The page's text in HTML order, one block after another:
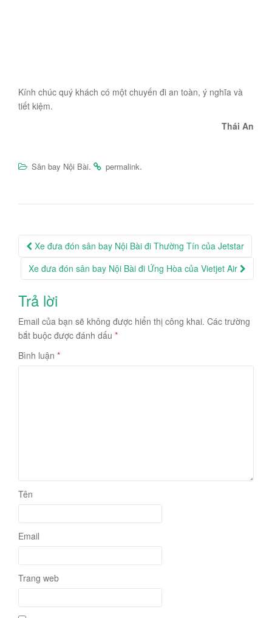
Kính chúc quý khách có một chuyến đi an toàn, ý nghĩa và
tiết kiệm.
Thái An
Sân bay Nội Bài. permalink.
Post
navigation
Xe đưa đón sân bay Nội Bài đi Thường Tín của Jetstar
Xe đưa đón sân bay Nội Bài đi Ứng Hòa của Vietjet Air
Trả lời
Email của bạn sẽ không được hiển thị công khai. Các trường
bắt buộc được đánh dấu *
Bình luận *
Tên
Email
Trang web